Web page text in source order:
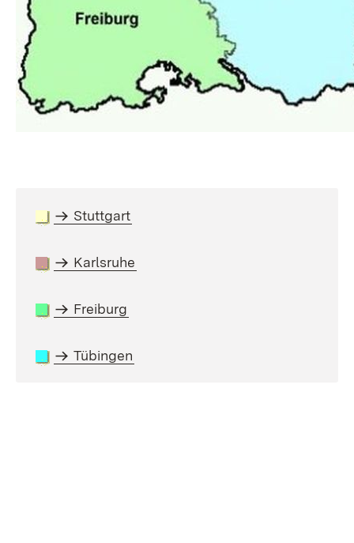
Stuttgart
Karlsruhe
Freiburg
Tübingen